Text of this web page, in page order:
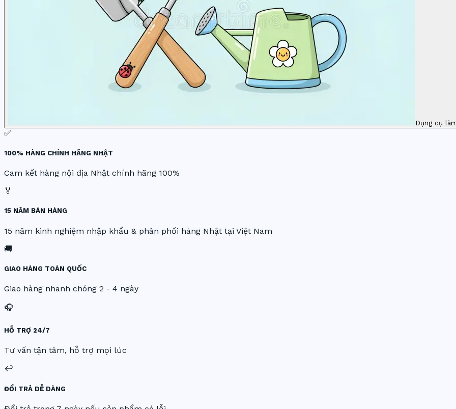
Dụng cụ
✅
100% HÀNG CHÍNH HÃNG NHẬT
Cam kết hàng nội địa Nhật chính hãng 100%
🏅
15 NĂM BÁN HÀNG
15 năm kinh nghiệm nhập khẩu & phân phối hàng Nhật tại Việt Nam
🚚
GIAO HÀNG TOÀN QUỐC
Giao hàng nhanh chóng 2 - 4 ngày
🎧
HỖ TRỢ 24/7
Tư vấn tận tâm, hỗ trợ mọi lúc
↩️
ĐỔI TRẢ DỄ DÀNG